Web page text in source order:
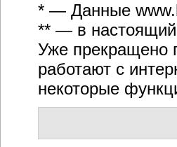
* — Данные
** — в
Уже прекращено
работают с
некоторые